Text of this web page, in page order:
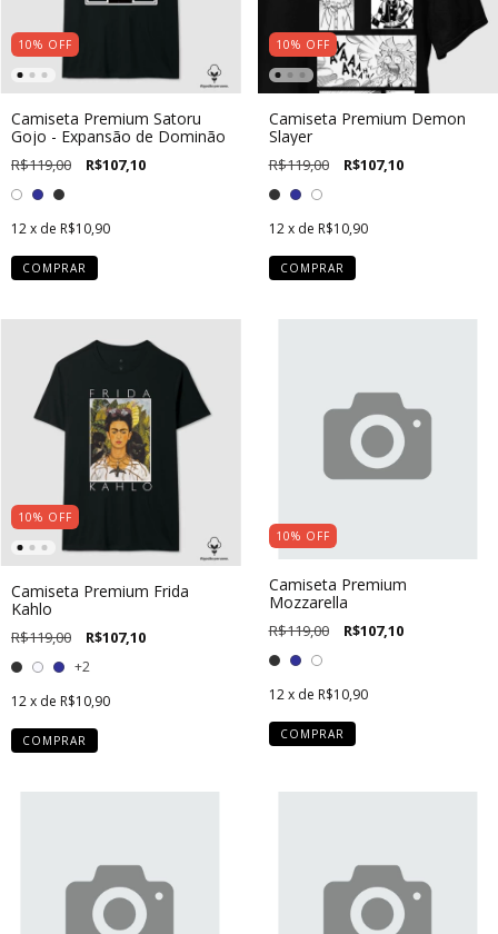
10% OFF
Camiseta Premium Satoru
Gojo - Expansão de Dominão
R$119,00 R$107,10
12x de R$10,90
COMPRAR
10% OFF
Camiseta Premium Demon
Slayer
R$119,00 R$107,10
12 x de R$10,90
COMPRAR
10% OFF
Camiseta Premium Frida
Kahlo
R$119,00 R$107,10
+2
12x de R$10,90
COMPRAR
10% OFF
Camiseta Premium
Mozzarella
R$119,00 R$107,10
12 x de R$10,90
COMPRAR